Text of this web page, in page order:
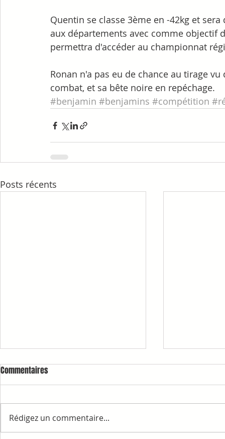
Quentin se classe 3ème en -42kg et
aux départements avec comme
permettra d'accéder au championnat
Ronan n'a pas eu de chance au tirage
combat, et sa bête noire en repéchage.
#benjamin #benjamins #compétition
Posts récents
RAPPELS ET INFORMATIONS 1ère
Commentaires
Rédigez un commentaire...